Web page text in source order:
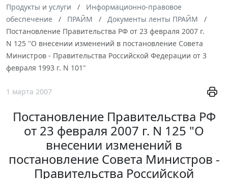
Продукты и услуги
Информационно-правовое
обеспечение
ПРАЙМ
Документы ленты ПРАЙМ
Постановление Правительства РФ от 23 февраля 2007 г.
N 125 "О внесении изменений в постановление Совета
Министров - Правительства Российской Федерации от 3
февраля 1993 г. N 101"
1 марта 2007
Постановление Правительства РФ
от 23 февраля 2007 г. N 125 "О
внесении изменений в
постановление Совета Министров -
Правительства Российской